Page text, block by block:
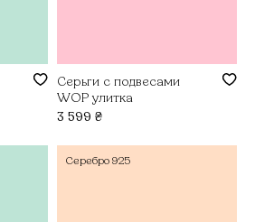
Серьги с подвесами
WOP улитка
3 599 ₴
Серебро 925